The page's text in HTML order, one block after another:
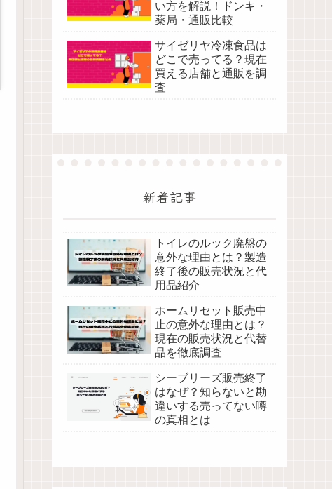
い方を解説！ドンキ・
薬局・通販比較
サイゼリヤ冷凍食品は
どこで売ってる？現在
買える店舗と通販を調
査
新着記事
トイレのルック廃盤の
意外な理由とは？製造
終了後の販売状況と代
用品紹介
ホームリセット販売中
止の意外な理由とは？
現在の販売状況と代替
品を徹底調査
シーブリーズ販売終了
はなぜ？知らないと勘
違いする売ってない噂
の真相とは